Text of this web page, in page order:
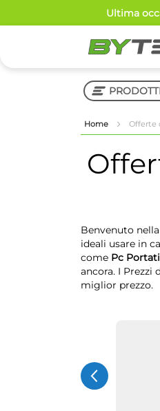
contenuto
Ultima
Home Offerte
Benvenuto
ideali usare in
come Pc
ancora. I
miglior prezzo.